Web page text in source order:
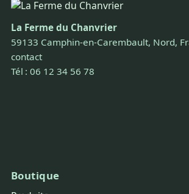
La Ferme du Chanvrier
59133 Camphin-en-Carembault, Nord,
contact
Tél : 06 12 34 56 78
Boutique